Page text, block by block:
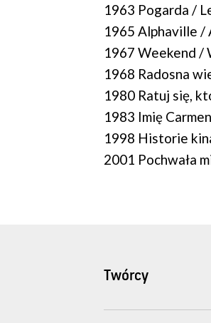
1963 Pogarda /
1965 Alphaville /
1967 Weekend /
1968 Radosna
1980 Ratuj się,
1983 Imię
1998 Historie
2001 Pochwała
Twórcy